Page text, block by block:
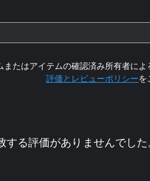
たはアイテムの確認済み所有者に
評価とレビューポリシーを
する評価がありませんでし